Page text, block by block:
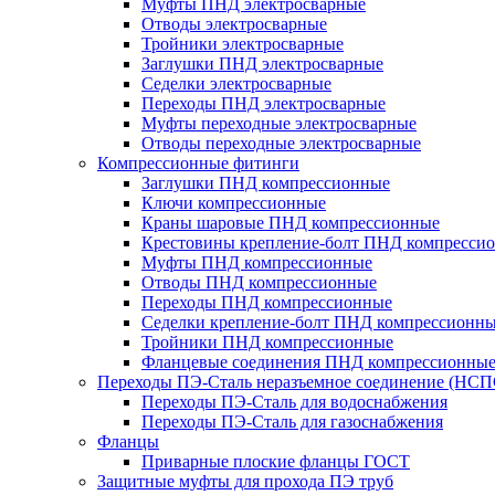
Муфты ПНД электросварные
Отводы электросварные
Тройники электросварные
Заглушки ПНД электросварные
Седелки электросварные
Переходы ПНД электросварные
Муфты переходные электросварные
Отводы переходные электросварные
Компрессионные фитинги
Заглушки ПНД компрессионные
Ключи компрессионные
Краны шаровые ПНД компрессионные
Крестовины крепление-болт ПНД
Муфты ПНД компрессионные
Отводы ПНД компрессионные
Переходы ПНД компрессионные
Седелки крепление-болт ПНД
Тройники ПНД компрессионные
Фланцевые соединения ПНД компрессионные
Переходы ПЭ-Сталь неразъемное соединение
Переходы ПЭ-Сталь для водоснабжения
Переходы ПЭ-Сталь для газоснабжения
Фланцы
Приварные плоские фланцы ГОСТ
Защитные муфты для прохода ПЭ труб